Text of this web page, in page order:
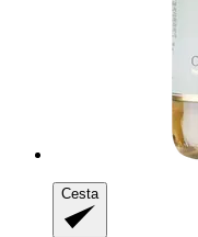
Cesta